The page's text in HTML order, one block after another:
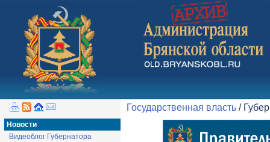
Новости
Видеоблог Губернатора
Государственная власть /